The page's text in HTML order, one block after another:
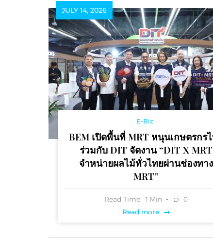
JULY 14, 2026
E-Biz
BEM เปิดพื้นที่ MRT หนุนเกษตรกร
ร่วมกับ DIT จัดงาน “DIT X MRT
จำหน่ายผลไม้ทั่วไทยผ่านช่องทาง
MRT”
Read Time: 1 Min
0
Read more